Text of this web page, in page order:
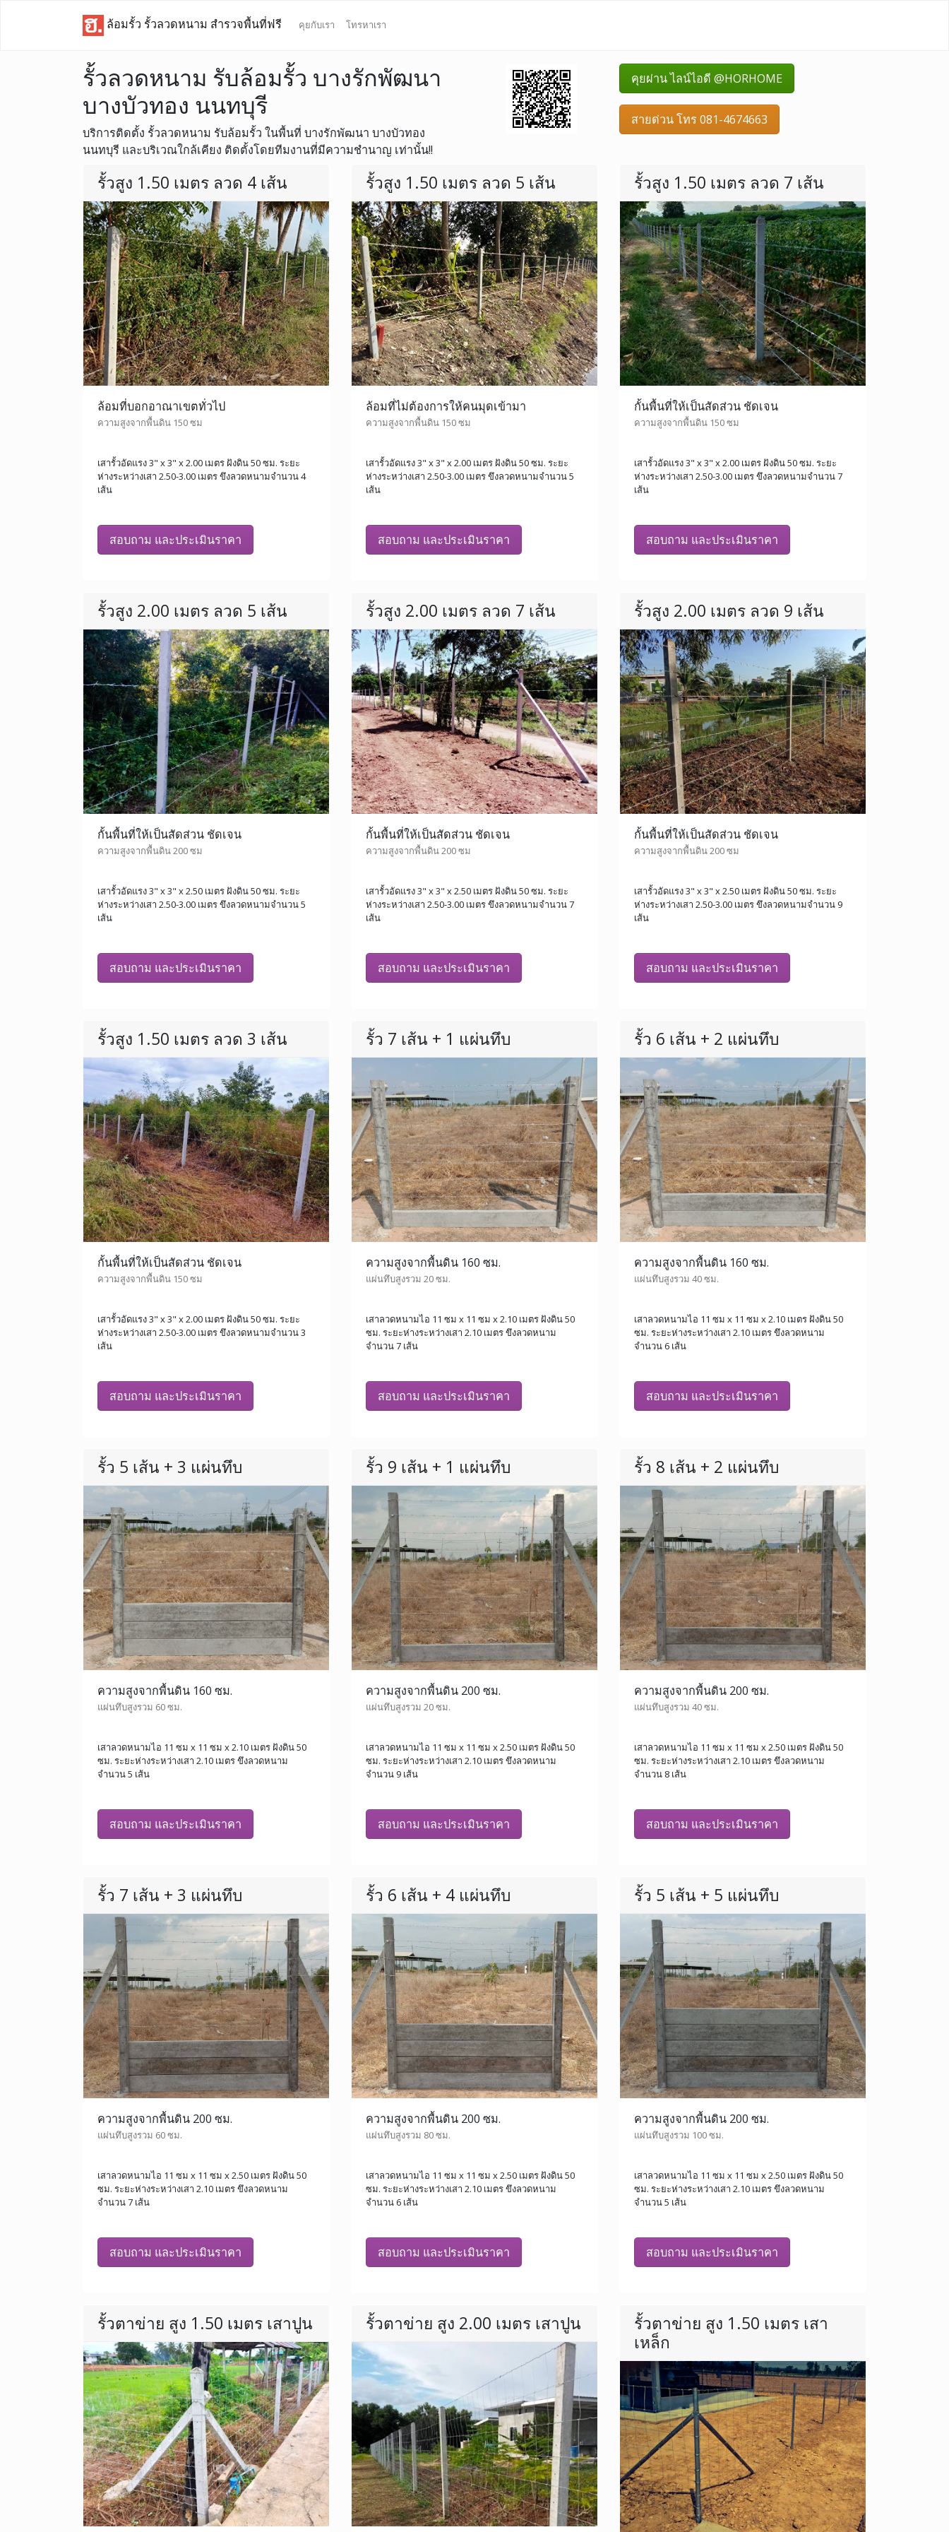
ล้อมรั้ว รั้วลวดหนาม สำรวจพื้นที่ฟรี คุยกับเรา โทรหาเรา
รั้วลวดหนาม รับล้อมรั้ว บางรักพัฒนา
บางบัวทอง นนทบุรี
บริการติดตั้ง รั้วลวดหนาม รับล้อมรั้ว ในพื้นที่ บางรักพัฒนา บางบัวทอง
นนทบุรี และบริเวณใกล้เคียง ติดตั้งโดยทีมงานที่มีความชำนาญ เท่านั้น!!
คุยผ่าน ไลน์ไอดี @HORHOME
สายด่วน โทร 081-4674663
รั้วสูง 1.50 เมตร ลวด 4 เส้น
ล้อมที่บอกอาณาเขตทั่วไป
ความสูงจากพื้นดิน 150 ซม
เสารั้วอัดแรง 3" x 3" x 2.00 เมตร ฝังดิน 50 ซม. ระยะ
ห่างระหว่างเสา 2.50-3.00 เมตร ขึงลวดหนามจำนวน 4
เส้น
สอบถาม และประเมินราคา
รั้วสูง 1.50 เมตร ลวด 5 เส้น
ล้อมที่ไม่ต้องการให้คนมุดเข้ามา
ความสูงจากพื้นดิน 150 ซม
เสารั้วอัดแรง 3" x 3" x 2.00 เมตร ฝังดิน 50 ซม. ระยะ
ห่างระหว่างเสา 2.50-3.00 เมตร ขึงลวดหนามจำนวน 5
เส้น
สอบถาม และประเมินราคา
รั้วสูง 1.50 เมตร ลวด 7 เส้น
กั้นพื้นที่ให้เป็นสัดส่วน ชัดเจน
ความสูงจากพื้นดิน 150 ซม
เสารั้วอัดแรง 3" x 3" x 2.00 เมตร ฝังดิน 50 ซม. ระยะ
ห่างระหว่างเสา 2.50-3.00 เมตร ขึงลวดหนามจำนวน 7
เส้น
สอบถาม และประเมินราคา
รั้วสูง 2.00 เมตร ลวด 5 เส้น
กั้นพื้นที่ให้เป็นสัดส่วน ชัดเจน
ความสูงจากพื้นดิน 200 ซม
เสารั้วอัดแรง 3" x 3" x 2.50 เมตร ฝังดิน 50 ซม. ระยะ
ห่างระหว่างเสา 2.50-3.00 เมตร ขึงลวดหนามจำนวน 5
เส้น
สอบถาม และประเมินราคา
รั้วสูง 2.00 เมตร ลวด 7 เส้น
กั้นพื้นที่ให้เป็นสัดส่วน ชัดเจน
ความสูงจากพื้นดิน 200 ซม
เสารั้วอัดแรง 3" x 3" x 2.50 เมตร ฝังดิน 50 ซม. ระยะ
ห่างระหว่างเสา 2.50-3.00 เมตร ขึงลวดหนามจำนวน 7
เส้น
สอบถาม และประเมินราคา
รั้วสูง 2.00 เมตร ลวด 9 เส้น
กั้นพื้นที่ให้เป็นสัดส่วน ชัดเจน
ความสูงจากพื้นดิน 200 ซม
เสารั้วอัดแรง 3" x 3" x 2.50 เมตร ฝังดิน 50 ซม. ระยะ
ห่างระหว่างเสา 2.50-3.00 เมตร ขึงลวดหนามจำนวน 9
เส้น
สอบถาม และประเมินราคา
รั้วสูง 1.50 เมตร ลวด 3 เส้น
กั้นพื้นที่ให้เป็นสัดส่วน ชัดเจน
ความสูงจากพื้นดิน 150 ซม
เสารั้วอัดแรง 3" x 3" x 2.00 เมตร ฝังดิน 50 ซม. ระยะ
ห่างระหว่างเสา 2.50-3.00 เมตร ขึงลวดหนามจำนวน 3
เส้น
สอบถาม และประเมินราคา
รั้ว 7 เส้น + 1 แผ่นทึบ
ความสูงจากพื้นดิน 160 ซม.
แผ่นทึบสูงรวม 20 ซม.
เสาลวดหนามไอ 11 ซม x 11 ซม x 2.10 เมตร ฝังดิน 50
ซม. ระยะห่างระหว่างเสา 2.10 เมตร ขึงลวดหนาม
จำนวน 7 เส้น
สอบถาม และประเมินราคา
รั้ว 6 เส้น + 2 แผ่นทึบ
ความสูงจากพื้นดิน 160 ซม.
แผ่นทึบสูงรวม 40 ซม.
เสาลวดหนามไอ 11 ซม x 11 ซม x 2.10 เมตร ฝังดิน 50
ซม. ระยะห่างระหว่างเสา 2.10 เมตร ขึงลวดหนาม
จำนวน 6 เส้น
สอบถาม และประเมินราคา
รั้ว 5 เส้น + 3 แผ่นทึบ
ความสูงจากพื้นดิน 160 ซม.
แผ่นทึบสูงรวม 60 ซม.
เสาลวดหนามไอ 11 ซม x 11 ซม x 2.10 เมตร ฝังดิน 50
ซม. ระยะห่างระหว่างเสา 2.10 เมตร ขึงลวดหนาม
จำนวน 5 เส้น
สอบถาม และประเมินราคา
รั้ว 9 เส้น + 1 แผ่นทึบ
ความสูงจากพื้นดิน 200 ซม.
แผ่นทึบสูงรวม 20 ซม.
เสาลวดหนามไอ 11 ซม x 11 ซม x 2.50 เมตร ฝังดิน 50
ซม. ระยะห่างระหว่างเสา 2.10 เมตร ขึงลวดหนาม
จำนวน 9 เส้น
สอบถาม และประเมินราคา
รั้ว 8 เส้น + 2 แผ่นทึบ
ความสูงจากพื้นดิน 200 ซม.
แผ่นทึบสูงรวม 40 ซม.
เสาลวดหนามไอ 11 ซม x 11 ซม x 2.50 เมตร ฝังดิน 50
ซม. ระยะห่างระหว่างเสา 2.10 เมตร ขึงลวดหนาม
จำนวน 8 เส้น
สอบถาม และประเมินราคา
รั้ว 7 เส้น + 3 แผ่นทึบ
ความสูงจากพื้นดิน 200 ซม.
แผ่นทึบสูงรวม 60 ซม.
เสาลวดหนามไอ 11 ซม x 11 ซม x 2.50 เมตร ฝังดิน 50
ซม. ระยะห่างระหว่างเสา 2.10 เมตร ขึงลวดหนาม
จำนวน 7 เส้น
สอบถาม และประเมินราคา
รั้ว 6 เส้น + 4 แผ่นทึบ
ความสูงจากพื้นดิน 200 ซม.
แผ่นทึบสูงรวม 80 ซม.
เสาลวดหนามไอ 11 ซม x 11 ซม x 2.50 เมตร ฝังดิน 50
ซม. ระยะห่างระหว่างเสา 2.10 เมตร ขึงลวดหนาม
จำนวน 6 เส้น
สอบถาม และประเมินราคา
รั้ว 5 เส้น + 5 แผ่นทึบ
ความสูงจากพื้นดิน 200 ซม.
แผ่นทึบสูงรวม 100 ซม.
เสาลวดหนามไอ 11 ซม x 11 ซม x 2.50 เมตร ฝังดิน 50
ซม. ระยะห่างระหว่างเสา 2.10 เมตร ขึงลวดหนาม
จำนวน 5 เส้น
สอบถาม และประเมินราคา
รั้วตาข่าย สูง 1.50 เมตร เสาปูน รั้วตาข่าย สูง 2.00 เมตร เสาปูน
รั้วตาข่าย สูง 1.50 เมตร เสา
เหล็ก